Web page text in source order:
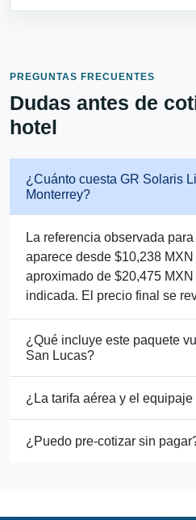
PREGUNTAS FRECUENTES
Dudas antes de
hotel
¿Cuánto cuesta GR Solaris
Monterrey?
La referencia observada
aparece desde $10,238 MXN
aproximado de $20,475
indicada. El precio final se
¿Qué incluye este paquete
San Lucas?
¿La tarifa aérea y el
¿Puedo pre-cotizar sin